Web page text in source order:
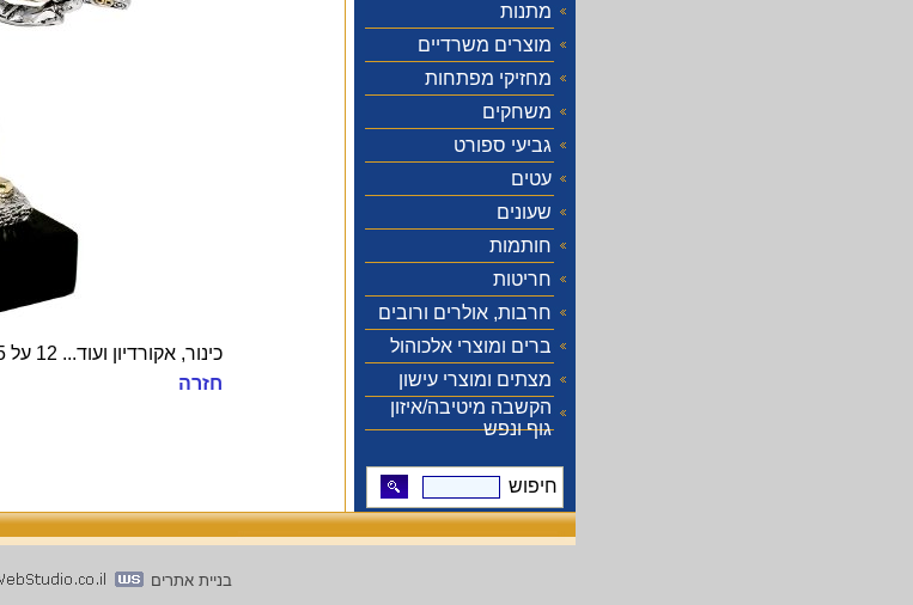
מתנות
מוצרים משרדיים
מחזיקי מפתחות
משחקים
גביעי ספורט
עטים
שעונים
חותמות
חריטות
חרבות, אולרים ורובים
ברים ומוצרי אלכוהול
מצתים ומוצרי עישון
הקשבה מיטיבה/איזון
גוף ונפש
חיפוש
כינור, אקורדיון ועוד... 12 על 5 80 ש"ח 20 על 9 180 ש"ח
חזרה
בניית אתרים